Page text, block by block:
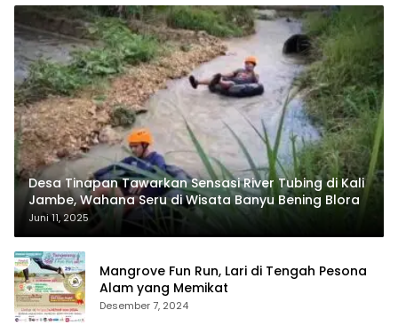
Desa Tinapan Tawarkan Sensasi River Tubing di Kali
Jambe, Wahana Seru di Wisata Banyu Bening Blora
Juni 11, 2025
Mangrove Fun Run, Lari di Tengah Pesona
Alam yang Memikat
Desember 7, 2024